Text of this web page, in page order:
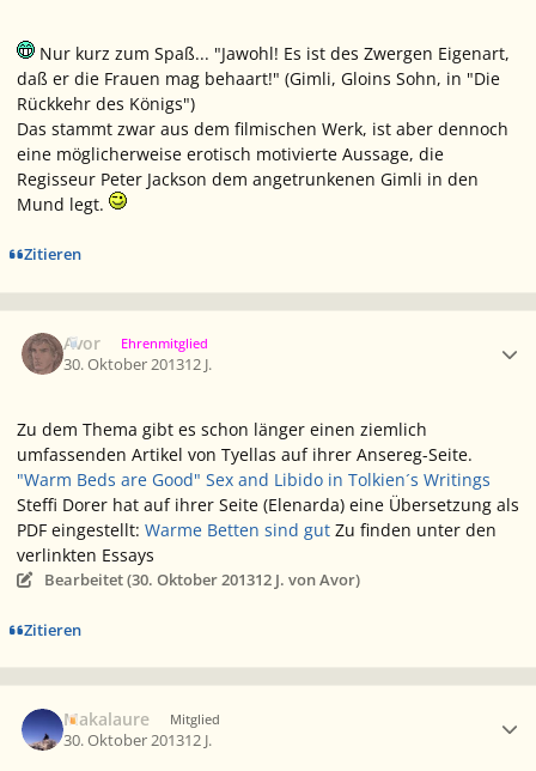
Nur kurz zum Spaß... "Jawohl! Es ist des Zwergen Eigenart,
daß er die Frauen mag behaart!" (Gimli, Gloins Sohn, in "Die
Rückkehr des Königs")
Das stammt zwar aus dem filmischen Werk, ist aber dennoch
eine möglicherweise erotisch motivierte Aussage, die
Regisseur Peter Jackson dem angetrunkenen Gimli in den
Mund legt.
Zitieren
Avor Ehrenmitglied
30. Oktober 201312 J.
Zu dem Thema gibt es schon länger einen ziemlich
umfassenden Artikel von Tyellas auf ihrer Ansereg-Seite.
"Warm Beds are Good" Sex and Libido in Tolkien´s Writings
Steffi Dorer hat auf ihrer Seite (Elenarda) eine Übersetzung als
PDF eingestellt: Warme Betten sind gut Zu finden unter den
verlinkten Essays
Bearbeitet (30. Oktober 201312 J. von Avor)
Zitieren
Makalaure Mitglied
30. Oktober 201312 J.